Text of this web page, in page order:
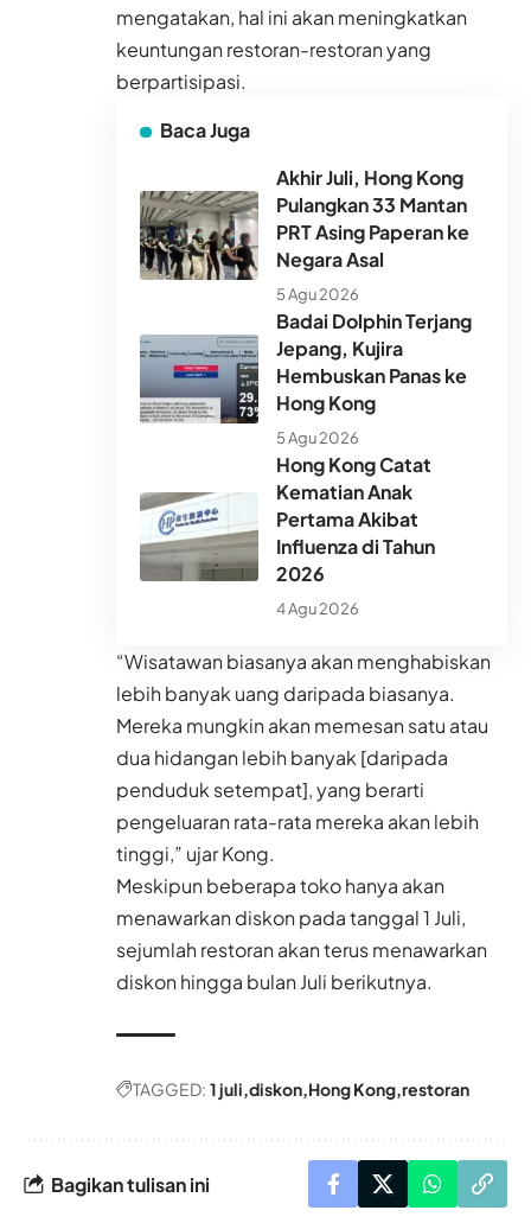
mengatakan, hal ini akan meningkatkan
keuntungan restoran-restoran yang
berpartisipasi.
Baca Juga
Akhir Juli, Hong Kong
Pulangkan 33 Mantan
PRT Asing Paperan ke
Negara Asal
5 Agu 2026
Badai Dolphin Terjang
Jepang, Kujira
Hembuskan Panas ke
Hong Kong
5 Agu 2026
Hong Kong Catat
Kematian Anak
Pertama Akibat
Influenza di Tahun
2026
4 Agu 2026
“Wisatawan biasanya akan menghabiskan
lebih banyak uang daripada biasanya.
Mereka mungkin akan memesan satu atau
dua hidangan lebih banyak [daripada
penduduk setempat], yang berarti
pengeluaran rata-rata mereka akan lebih
tinggi,” ujar Kong.
Meskipun beberapa toko hanya akan
menawarkan diskon pada tanggal 1 Juli,
sejumlah restoran akan terus menawarkan
diskon hingga bulan Juli berikutnya.
TAGGED: 1 juli diskon Hong Kong restoran
Bagikan tulisan ini